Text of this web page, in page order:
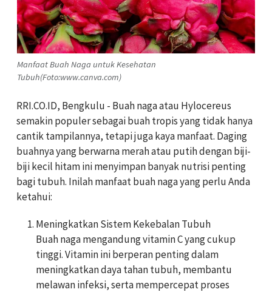
Manfaat Buah Naga untuk Kesehatan
Tubuh(Foto:www.canva.com)
RRI.CO.ID, Bengkulu - Buah naga atau Hylocereus
semakin populer sebagai buah tropis yang tidak hanya
cantik tampilannya, tetapi juga kaya manfaat. Daging
buahnya yang berwarna merah atau putih dengan biji-
biji kecil hitam ini menyimpan banyak nutrisi penting
bagi tubuh. Inilah manfaat buah naga yang perlu Anda
ketahui:
Meningkatkan Sistem Kekebalan Tubuh
Buah naga mengandung vitamin C yang cukup
tinggi. Vitamin ini berperan penting dalam
meningkatkan daya tahan tubuh, membantu
melawan infeksi, serta mempercepat proses